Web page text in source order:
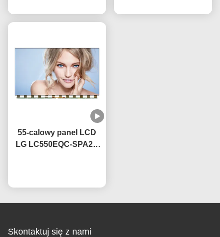
55-calowy panel LCD
LG LC550EQC-SPA2 z
Skontaktuj się z nami